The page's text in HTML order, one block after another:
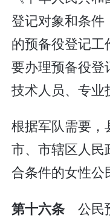
登记对象和条件
的预备役登记
要办理预备役登
技术人员、专业
根据军队需要，
市、市辖区人民
合条件的女性公
第十六条公民